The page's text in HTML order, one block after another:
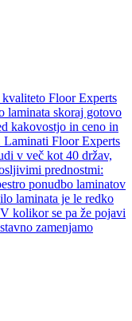
Floor Experts
laminata skoraj gotovo
kakovostjo in ceno in
Floor Experts
v več kot 40 držav,
prednostmi:
ponudbo laminatov
laminata je le redko
kolikor se pa že pojavi
zamenjamo